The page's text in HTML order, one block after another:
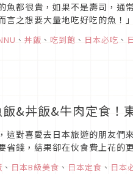
魚都很貴，如果不是壽司，通
言之想要大量地吃好吃的魚
、 丼飯 、 吃到飽 、 日本必吃 、
&丼飯&牛肉定食！
這對喜愛去日本旅遊的朋友們
省錢，結果卻在伙食費上花的
、 日本B級美食 、 日本定食 、 日本